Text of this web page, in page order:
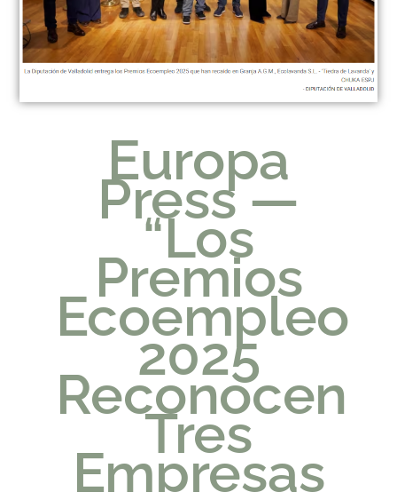
Europa
Press —
“Los
Premios
Ecoempleo
2025
Reconocen
Tres
Empresas